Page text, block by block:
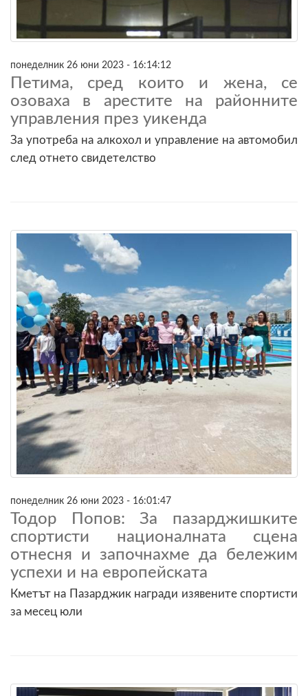
понеделник 26 юни 2023 - 16:14:12
Петима, сред които и жена, се
озоваха в арестите на районните
управления през уикенда
За употреба на алкохол и управление на автомобил
след отнето свидетелство
понеделник 26 юни 2023 - 16:01:47
Тодор Попов: За пазарджишките
спортисти националната сцена
отнесня и започнахме да бележим
успехи и на европейската
Кметът на Пазарджик награди изявените спортисти
за месец юли